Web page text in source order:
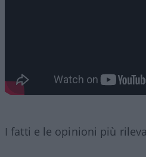
I fatti e le opinioni più